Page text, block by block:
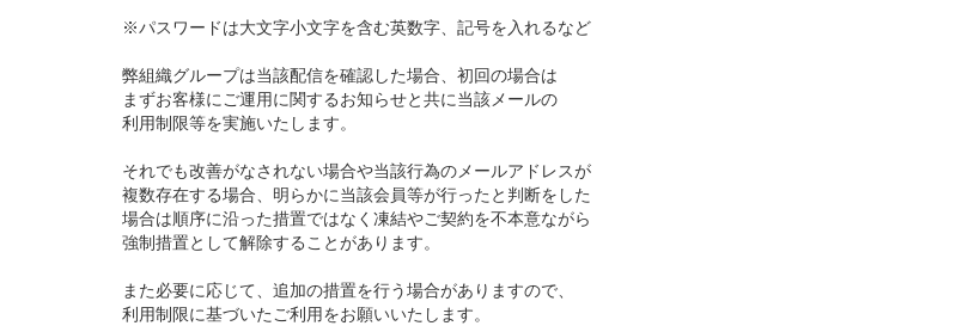
※パスワードは大文字小文字を含む英数字、記号を入れるなど
弊組織グループは当該配信を確認した場合、初回の場合は
まずお客様にご運用に関するお知らせと共に当該メールの
利用制限等を実施いたします。
それでも改善がなされない場合や当該行為のメールアドレスが
複数存在する場合、明らかに当該会員等が行ったと判断をした
場合は順序に沿った措置ではなく凍結やご契約を不本意ながら
強制措置として解除することがあります。
また必要に応じて、追加の措置を行う場合がありますので、
利用制限に基づいたご利用をお願いいたします。